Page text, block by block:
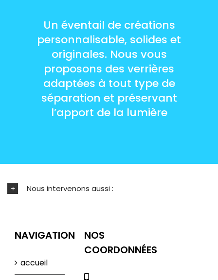
Un éventail de créations
personnalisable, solides et
originales. Nous vous
proposons des verrières
adaptées à tout type de
séparation et préservant
l’apport de la lumière
Nous intervenons aussi :
NAVIGATION
accueil
NOS
COORDONNÉES